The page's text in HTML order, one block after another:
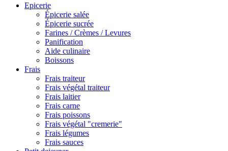
Epicerie
Épicerie salée
Épicerie sucrée
Farines / Crèmes / Levures
Panification
Aide culinaire
Boissons
Frais
Frais traiteur
Frais végétal traiteur
Frais laitier
Frais carne
Frais poissons
Frais végétal "cremerie"
Frais légumes
Frais sauces